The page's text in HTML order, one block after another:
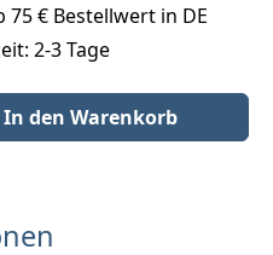
€ Bestellwert in DE
2-3 Tage
Wert ein oder benutze
In den Warenkorb